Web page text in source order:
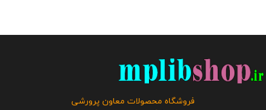
فروشگاه محصولات معاون پرورشی